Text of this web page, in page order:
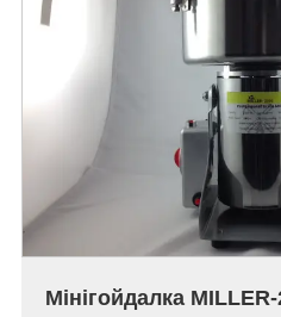
Мінігойдалка